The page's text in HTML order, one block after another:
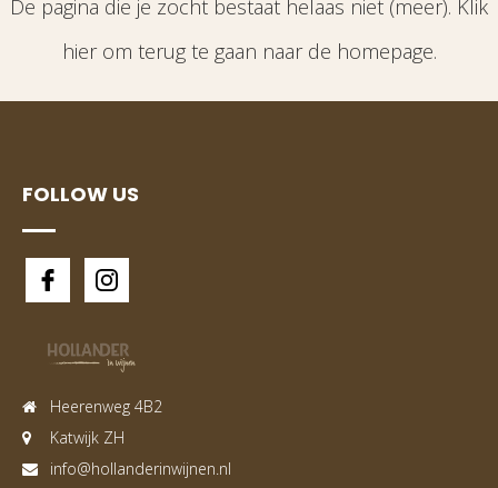
De pagina die je zocht bestaat helaas niet (meer). Klik
hierom terug te gaan naar de homepage.
FOLLOW US
Heerenweg 4B2
Katwijk ZH
info@hollanderinwijnen.nl